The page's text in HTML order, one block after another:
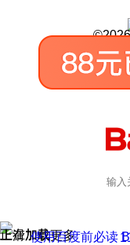
正在加载
上滑加载更多
使用百度前必读